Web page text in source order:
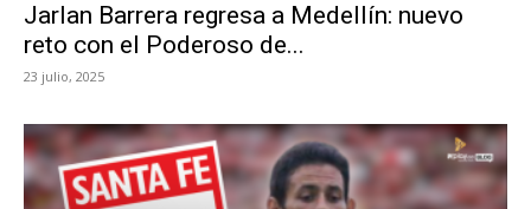
Jarlan Barrera regresa a Medellín: nuevo
reto con el Poderoso de...
23 julio, 2025